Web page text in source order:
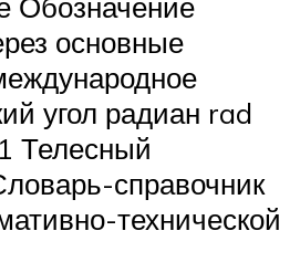
основные
угол радиан rad
Телесный
справочник
технической